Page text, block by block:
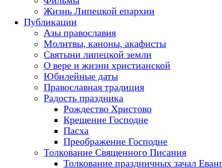
Жизнь Липецкой епархии
Публикации
Азы православия
Молитвы, каноны, акафисты
Святыни липецкой земли
О вере и жизни христианской
Юбилейные даты
Православная традиция
Радость праздника
Рождество Христово
Крещение Господне
Пасха
Преображение Господне
Толкование Священного Писания
Толкование праздничных зачал